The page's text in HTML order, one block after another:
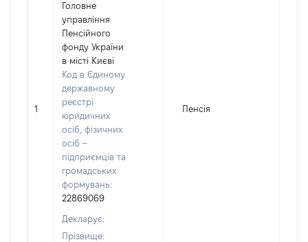
1
Головне
управління
Пенсійного
фонду України
в місті Києві
Код в Єдиному
державному
реєстрі
юридичних
осіб, фізичних
осіб –
підприємців та
громадських
формувань:
22869069
Декларує:
Прізвище:
Пенсія